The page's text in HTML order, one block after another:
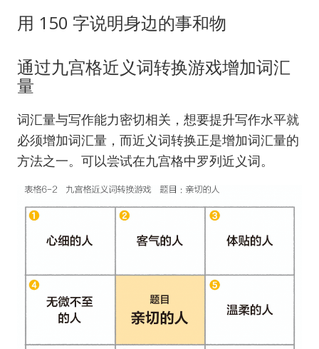
用 150 字说明身边的事和物
通过九宫格近义词转换游戏增加词汇
量
词汇量与写作能力密切相关，想要提升写作水平就
必须增加词汇量，而近义词转换正是增加词汇量的
方法之一。可以尝试在九宫格中罗列近义词。